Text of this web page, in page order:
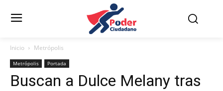
Inicio Metrópolis
Metrópolis Portada
Buscan a Dulce Melany tras